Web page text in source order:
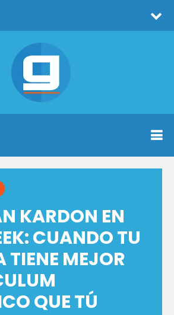
KARDON EN
CUANDO TU
TIENE MEJOR
QUE TÚ